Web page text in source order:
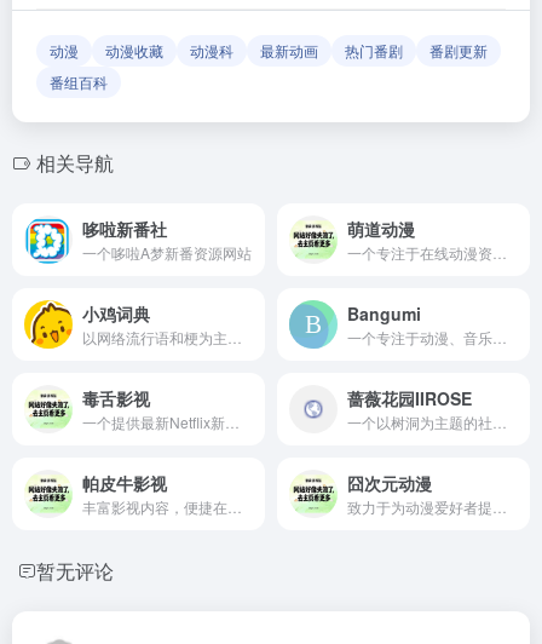
动漫 动漫收藏 动漫科 最新动画 热门番剧
番剧更新
番组百科
相关导航
哆啦新番社
一个哆啦A梦新番资源网站
萌道动漫
小鸡词典 Bangumi
毒舌影视 蔷薇花园IIROSE
帕皮牛影视 囧次元动漫
暂无评论